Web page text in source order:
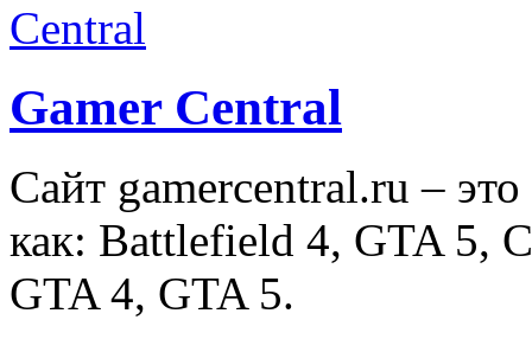
Gamer Central
Сайт gamercentral.ru –
как: Battlefield 4, GTA 5,
GTA 4, GTA 5.